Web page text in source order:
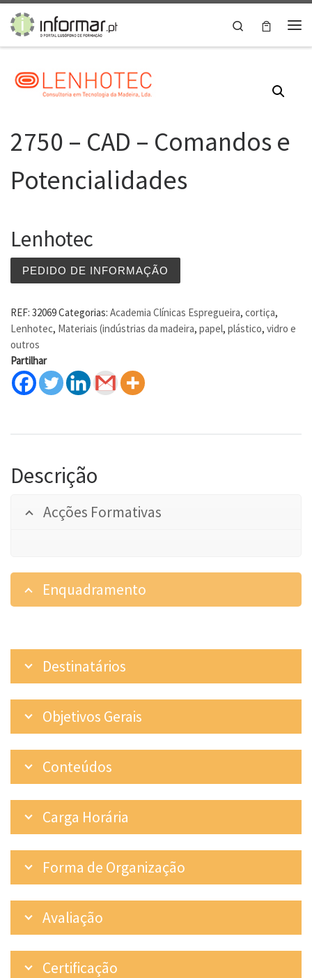
Skip to content
Search
2750 – CAD – Comandos e
Potencialidades
Lenhotec
PEDIDO DE INFORMAÇÃO
REF: 32069Categorias: Academia Clínicas Espregueira, cortiça,
Lenhotec, Materiais (indústrias da madeira, papel, plástico, vidro e
outros
Partilhar
Descrição
Acções Formativas
Enquadramento
Destinatários
Objetivos Gerais
Conteúdos
Carga Horária
Forma de Organização
Avaliação
Certificação